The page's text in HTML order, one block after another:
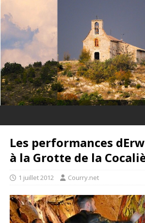
Les performances
à la Grotte de la
1 juillet 2012 Courry.net